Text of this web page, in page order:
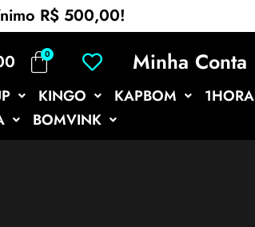
R$ 500,00!
Minha Conta
KINGO KAPBOM
1HORA
BOMVINK